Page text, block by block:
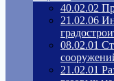
40.02.02
21.02.06
08.02.01
21.02.01